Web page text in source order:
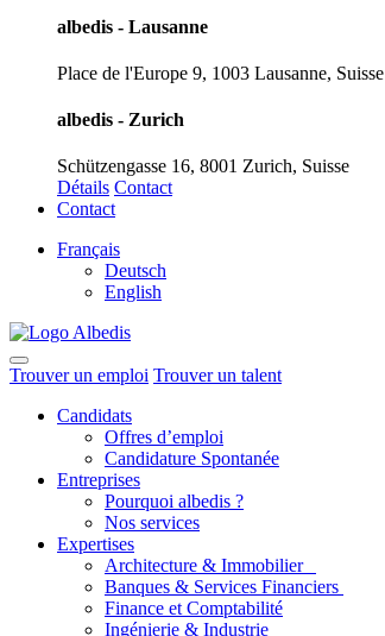
albedis - Lausanne
Place de l'Europe 9, 1003 Lausanne, Suisse
albedis - Zurich
Schützengasse 16, 8001 Zurich, Suisse
Détails Contact
Contact
Français
Deutsch
English
Trouver un emploi Trouver un talent
Candidats
Offres d’emploi
Candidature Spontanée
Entreprises
Pourquoi albedis ?
Nos services
Expertises
Architecture & Immobilier
Banques & Services Financiers
Finance et Comptabilité
Ingénierie & Industrie